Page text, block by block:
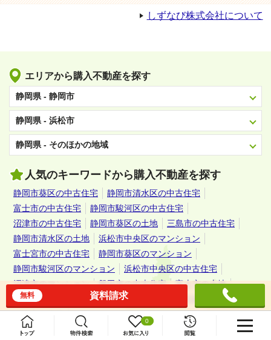
0
しずなび株式会社について
エリアから購入不動産を探す
静岡県 - 静岡市
静岡県 - 浜松市
静岡県 - そのほかの地域
人気のキーワードから購入不動産を探す
静岡市葵区の中古住宅
静岡市清水区の中古住宅
富士市の中古住宅
静岡市駿河区の中古住宅
沼津市の中古住宅
静岡市葵区の土地
三島市の中古住宅
静岡市清水区の土地
浜松市中央区のマンション
富士宮市の中古住宅
静岡市葵区のマンション
静岡市駿河区のマンション
浜松市中央区の中古住宅
沼津市のマンション
磐田市の中古住宅
富士市の土地
藤枝市の中古住宅
焼津市の中古住宅
静岡市駿河区の土地
沼津市の土地
資料請求
無料